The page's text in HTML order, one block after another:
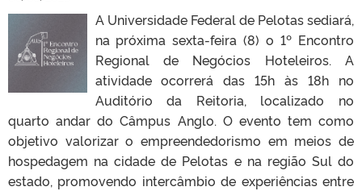
A Universidade Federal de Pelotas sediará,
na próxima sexta-feira (8) o 1º Encontro
Regional de Negócios Hoteleiros. A
atividade ocorrerá das 15h às 18h no
Auditório da Reitoria, localizado no
quarto andar do Câmpus Anglo. O evento tem como
objetivo valorizar o empreendedorismo em meios de
hospedagem na cidade de Pelotas e na região Sul do
estado, promovendo intercâmbio de experiências entre